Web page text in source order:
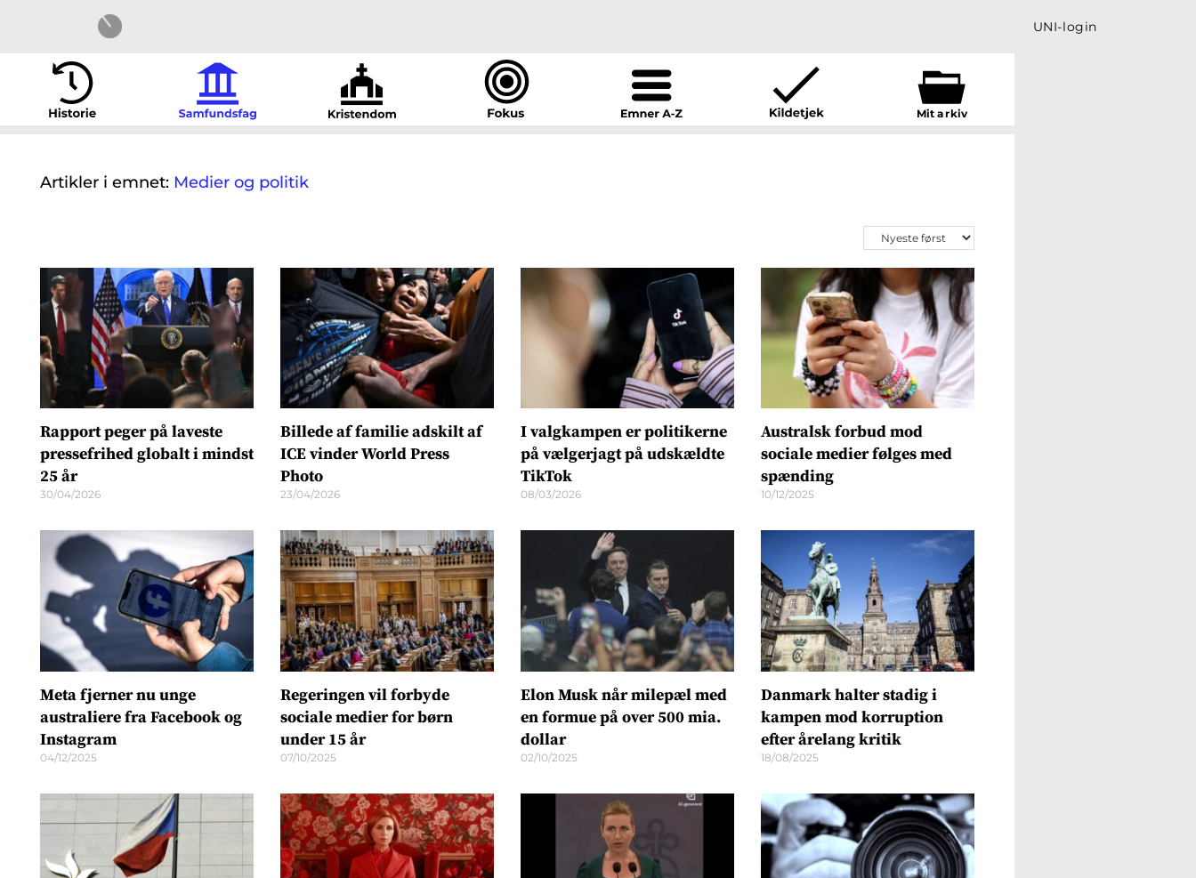
UNI-login
Mit arkiv
Artikler i emnet: Medier og politik
Rapport peger på laveste
pressefrihed globalt i mindst
25 år
30/04/2026
Billede af familie adskilt af
ICE vinder World Press
Photo
23/04/2026
I valgkampen er politikerne
på vælgerjagt på udskældte
TikTok
08/03/2026
Australsk forbud mod
sociale medier følges med
spænding
10/12/2025
Meta fjerner nu unge
australiere fra Facebook og
Instagram
04/12/2025
Regeringen vil forbyde
sociale medier for børn
under 15 år
07/10/2025
Elon Musk når milepæl med
en formue på over 500 mia.
dollar
02/10/2025
Danmark halter stadig i
kampen mod korruption
efter årelang kritik
18/08/2025